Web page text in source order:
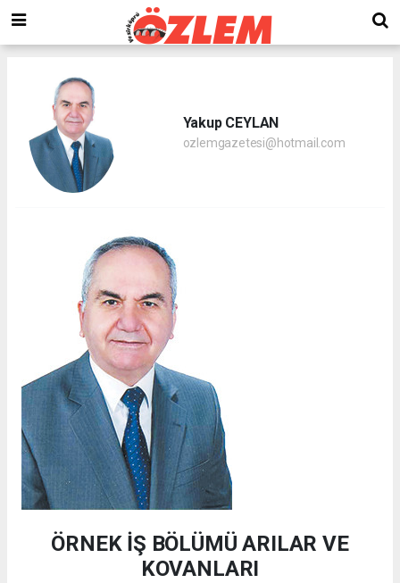
Yakup CEYLAN
ozlemgazetesi@hotmail.com
ÖRNEK İŞ BÖLÜMÜ ARILAR VE
KOVANLARI